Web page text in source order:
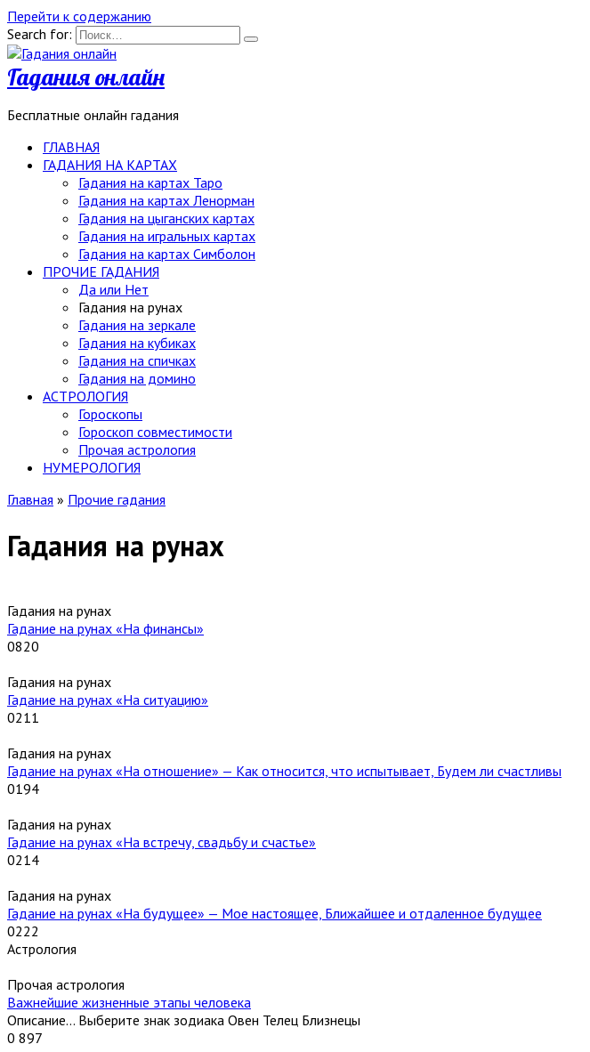
Перейти к содержанию
Search for:
Гадания онлайн
Бесплатные онлайн гадания
ГЛАВНАЯ
ГАДАНИЯ НА КАРТАХ
Гадания на картах Таро
Гадания на картах Ленорман
Гадания на цыганских картах
Гадания на игральных картах
Гадания на картах Симболон
ПРОЧИЕ ГАДАНИЯ
Да или Нет
Гадания на рунах
Гадания на зеркале
Гадания на кубиках
Гадания на спичках
Гадания на домино
АСТРОЛОГИЯ
Гороскопы
Гороскоп cовместимости
Прочая астрология
НУМЕРОЛОГИЯ
Главная » Прочие гадания
Гадания на рунах
Гадания на рунах
Гадание на рунах «На финансы»
0820
Гадания на рунах
Гадание на рунах «На ситуацию»
0211
Гадания на рунах
Гадание на рунах «На отношение» — Как относится, что испытывает, Будем ли счастливы
0194
Гадания на рунах
Гадание на рунах «На встречу, свадьбу и счастье»
0214
Гадания на рунах
Гадание на рунах «На будущее» — Мое настоящее, Ближайшее и отдаленное будущее
0222
Астрология
Прочая астрология
Важнейшие жизненные этапы человека
Описание… Выберите знак зодиака Овен Телец Близнецы
0 897